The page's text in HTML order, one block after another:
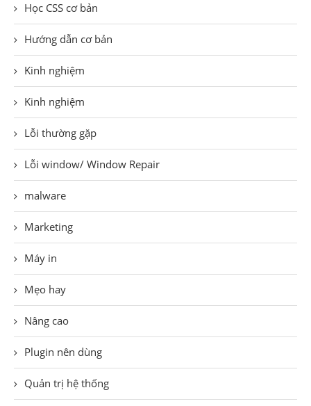
Học CSS cơ bản
Hướng dẫn cơ bản
Kinh nghiệm
Kinh nghiệm
Lỗi thường gặp
Lỗi window/ Window Repair
malware
Marketing
Máy in
Mẹo hay
Nâng cao
Plugin nên dùng
Quản trị hệ thống